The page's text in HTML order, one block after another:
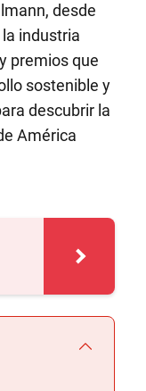
desde
industria
premios que
sostenible y
descubrir la
América